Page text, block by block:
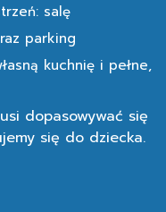
salę
parking
kuchnię i pełne,
dopasowywać się
się do dziecka.